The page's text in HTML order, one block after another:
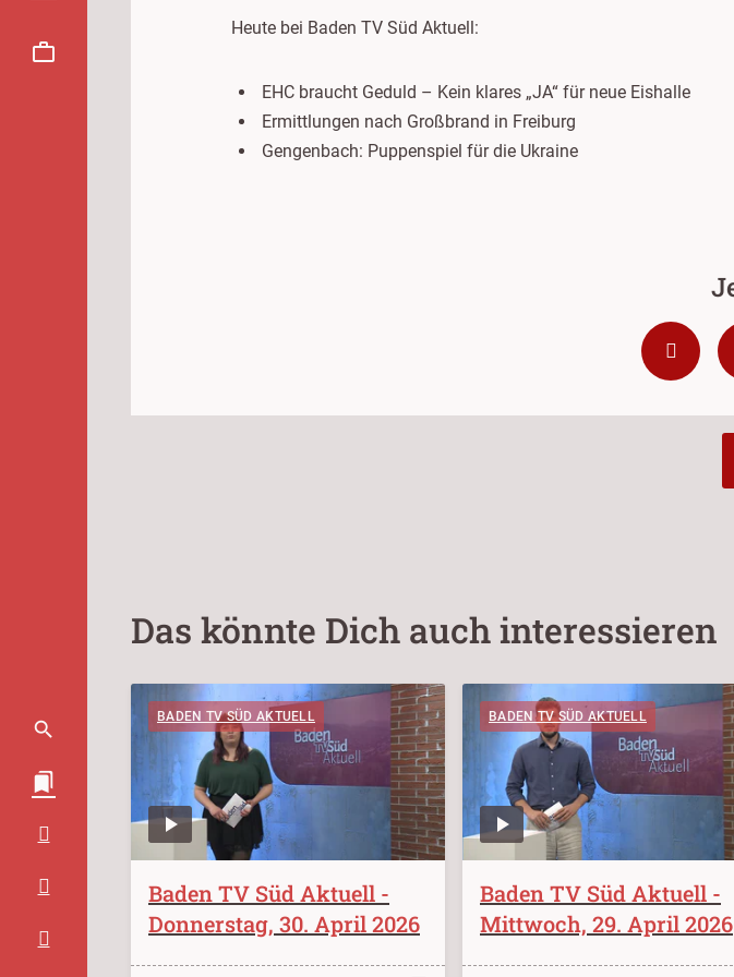
Heute bei Baden TV Süd Aktuell:
EHC braucht Geduld – Kein klares „JA“ für neue Eishalle
Ermittlungen nach Großbrand in Freiburg
Gengenbach: Puppenspiel für die Ukraine
Das könnte Dich auch interessieren
BADEN TV SÜD AKTUELL
Baden TV Süd Aktuell -
Donnerstag, 30. April 2026
BADEN TV SÜD AKTUELL
Baden TV Süd Aktuell -
Mittwoch, 29. April 2026